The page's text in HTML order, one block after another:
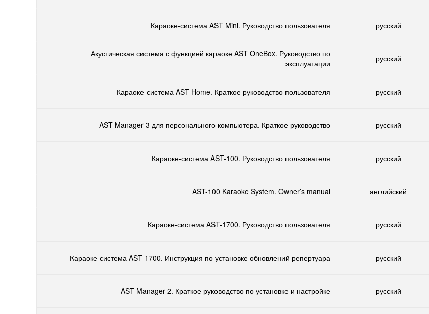
Караоке-система AST Mini. Руководство пользователя русский
Акустическая система с функцией караоке AST OneBox. Руководство по
эксплуатации
русский
Караоке-система AST Home. Краткое руководство пользователя русский
AST Manager 3 для персонального компьютера. Краткое руководство русский
Караоке-система AST-100. Руководство пользователя русский
AST-100 Karaoke System. Owner’s manual английский
Караоке-система AST-1700. Руководство пользователя русский
Караоке-система AST-1700. Инструкция по установке обновлений репертуара русский
AST Manager 2. Краткое руководство по установке и настройке русский